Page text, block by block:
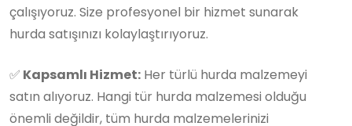
çalışıyoruz. Size profesyonel bir hizmet sunarak
hurda satışınızı kolaylaştırıyoruz.
✅ Kapsamlı Hizmet: Her türlü hurda malzemeyi
satın alıyoruz. Hangi tür hurda malzemesi olduğu
önemli değildir, tüm hurda malzemelerinizi